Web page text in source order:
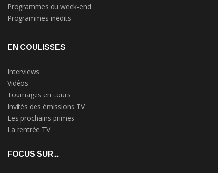
Programmes du week-end
Programmes inédits
EN COULISSES
Interviews
Vidéos
Tournages en cours
Invités des émissions TV
Les prochains primes
La rentrée TV
FOCUS SUR...